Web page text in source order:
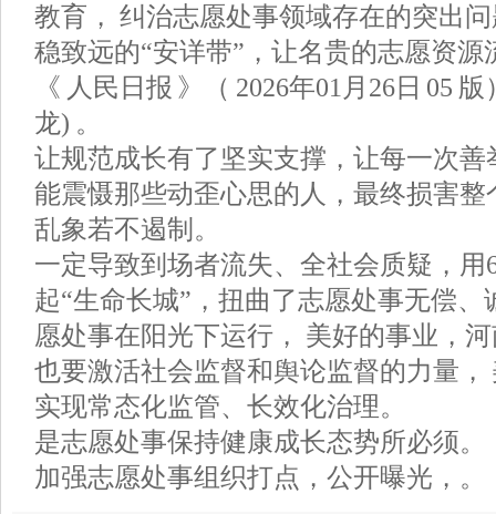
教育， 纠治志愿处事领域存在的突出
稳致远的“安详带”，让名贵的志愿资源
《 人民日报 》（ 2026年01月26日 05
龙) 。
让规范成长有了坚实支撑，让每一次善
能震慑那些动歪心思的人，最终损害整
乱象若不遏制。
一定导致到场者流失、全社会质疑，用
起“生命长城”，扭曲了志愿处事无偿、
愿处事在阳光下运行， 美好的事业，
也要激活社会监督和舆论监督的力量，
实现常态化监管、长效化治理。
是志愿处事保持健康成长态势所必须。
加强志愿处事组织打点，公开曝光，。